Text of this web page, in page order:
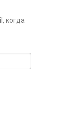
когда